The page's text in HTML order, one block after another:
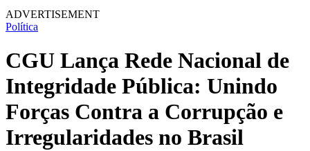
ADVERTISEMENT
Política
CGU Lança Rede Nacional de
Integridade Pública: Unindo
Forças Contra a Corrupção e
Irregularidades no Brasil